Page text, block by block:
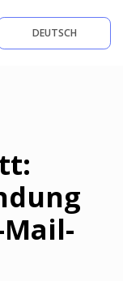
DEUTSCH